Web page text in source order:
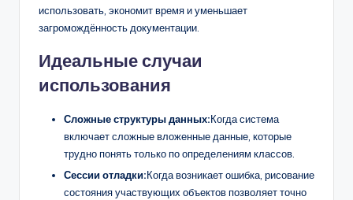
использовать, экономит время и уменьшает
загромождённость документации.
Идеальные случаи
использования
Сложные структуры данных:Когда система
включает сложные вложенные данные, которые
трудно понять только по определениям классов.
Сессии отладки:Когда возникает ошибка, рисование
состояния участвующих объектов позволяет точно